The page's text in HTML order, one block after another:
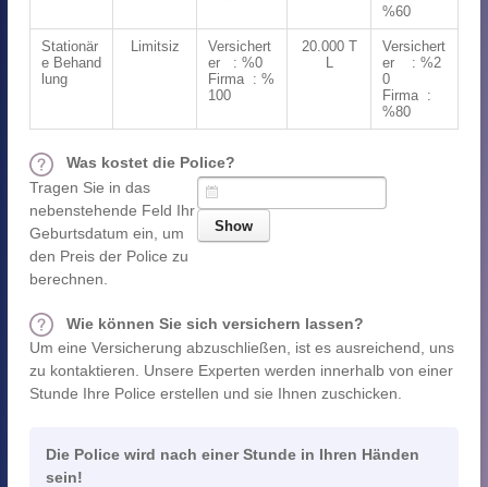
%60
Stationär
e Behand
lung
Limitsiz
Versichert
er : %0
Firma : %
100
20.000 T
L
Versichert
er : %2
0
Firma :
%80
Was kostet die Police?
Tragen Sie in das
nebenstehende Feld Ihr
Geburtsdatum ein, um
den Preis der Police zu
berechnen.
Wie können Sie sich versichern lassen?
Um eine Versicherung abzuschließen, ist es ausreichend, uns
zu kontaktieren. Unsere Experten werden innerhalb von einer
Stunde Ihre Police erstellen und sie Ihnen zuschicken.
Die Police wird nach einer Stunde in Ihren Händen
sein!